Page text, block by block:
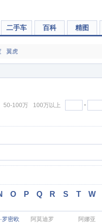
二手车 百科 精图
翼虎
50-100万 100万以上 -
O P Q R S T W
罗密欧 阿莫迪罗
阿娜亚